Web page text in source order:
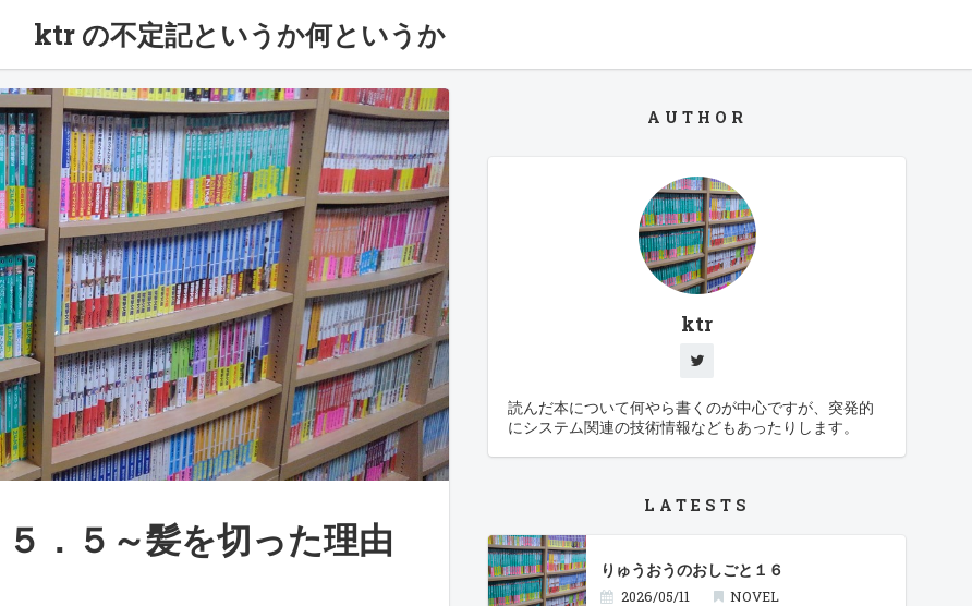
ktr の不定記というか何というか
．５～髪を切った理由
AUTHOR
ktr
読んだ本について何やら書くのが中心ですが、突発的
にシステム関連の技術情報などもあったりします。
LATESTS
りゅうおうのおしごと１６
2026/05/11 NOVEL